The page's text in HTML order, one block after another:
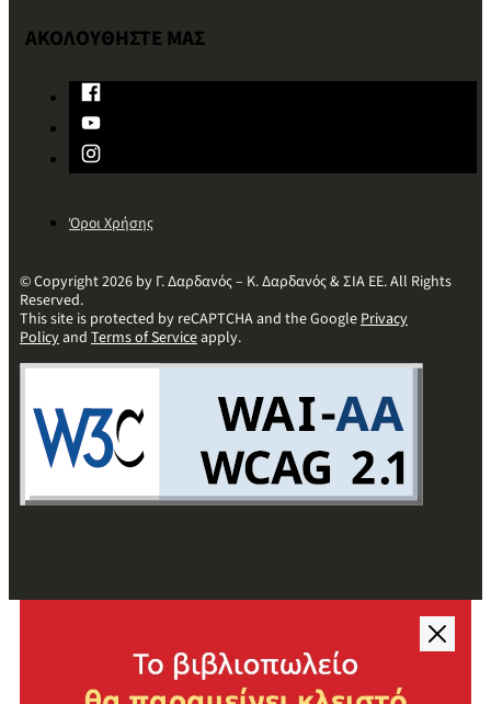
ΑΚΟΛΟΥΘΗΣΤΕ ΜΑΣ
Όροι Χρήσης
© Copyright 2026 by Γ. Δαρδανός – Κ. Δαρδανός & ΣΙΑ ΕΕ. All Rights
Reserved.
This site is protected by reCAPTCHA and the GooglePrivacy
Policyand Terms of Serviceapply.